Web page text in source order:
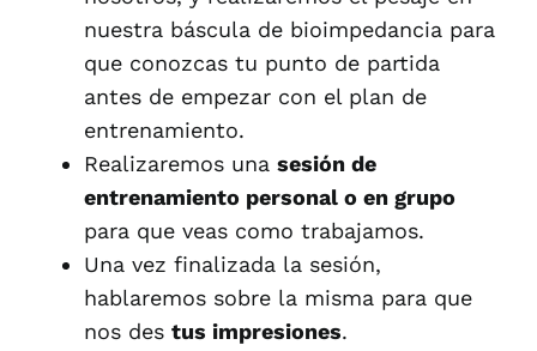
nuestra báscula de bioimpedancia para
que conozcas tu punto de partida
antes de empezar con el plan de
entrenamiento.
Realizaremos una sesión de
entrenamiento personal o en grupo
para que veas como trabajamos.
Una vez finalizada la sesión,
hablaremos sobre la misma para que
nos des tus impresiones.